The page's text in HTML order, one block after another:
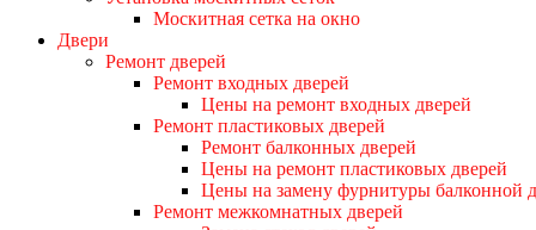
Москитная сетка на окно
Двери
Ремонт дверей
Ремонт входных дверей
Цены на ремонт входных дверей
Ремонт пластиковых дверей
Ремонт балконных дверей
Цены на ремонт пластиковых дверей
Цены на замену фурнитуры балконной
Ремонт межкомнатных дверей